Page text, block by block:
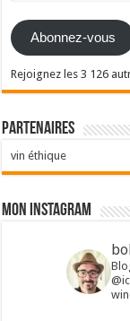
Abonnez-vous
Rejoignez les 3 126
Partenaires
vin éthique
Mon Instagram